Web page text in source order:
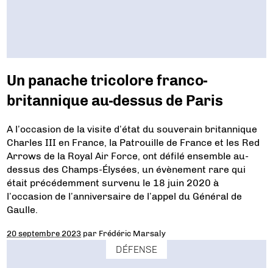
Un panache tricolore franco-
britannique au-dessus de Paris
A l’occasion de la visite d’état du souverain britannique
Charles III en France, la Patrouille de France et les Red
Arrows de la Royal Air Force, ont défilé ensemble au-
dessus des Champs-Élysées, un évènement rare qui
était précédemment survenu le 18 juin 2020 à
l’occasion de l’anniversaire de l’appel du Général de
Gaulle.
20 septembre 2023 par Frédéric Marsaly
DÉFENSE